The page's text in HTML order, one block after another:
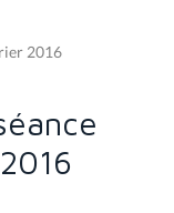
2016